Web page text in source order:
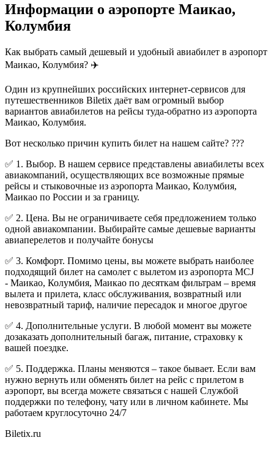
Информации о аэропорте Маикао,
Колумбия
Как выбрать самый дешевый и удобный авиабилет в аэропорт
Маикао, Колумбия? ✈️
Один из крупнейших российских интернет-сервисов для
путешественников Biletix даёт вам огромный выбор
вариантов авиабилетов на рейсы туда-обратно из аэропорта
Маикао, Колумбия.
Вот несколько причин купить билет на нашем сайте? ???
✅ 1. Выбор. В нашем сервисе представлены авиабилеты всех
авиакомпаний, осуществляющих все возможные прямые
рейсы и стыковочные из аэропорта Маикао, Колумбия,
Маикао по России и за границу.
✅ 2. Цена. Вы не ограничиваете себя предложением только
одной авиакомпании. Выбирайте самые дешевые варианты
авиаперелетов и получайте бонусы
✅ 3. Комфорт. Помимо цены, вы можете выбрать наиболее
подходящий билет на самолет с вылетом из аэропорта MCJ
- Маикао, Колумбия, Маикао по десяткам фильтрам – время
вылета и прилета, класс обслуживания, возвратный или
невозвратный тариф, наличие пересадок и многое другое
✅ 4. Дополнительные услуги. В любой момент вы можете
дозаказать дополнительный багаж, питание, страховку к
вашей поездке.
✅ 5. Поддержка. Планы меняются – такое бывает. Если вам
нужно вернуть или обменять билет на рейс с прилетом в
аэропорт, вы всегда можете связаться с нашей Службой
поддержки по телефону, чату или в личном кабинете. Мы
работаем круглосуточно 24/7
Biletix.ru